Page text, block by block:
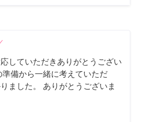
していただきありがとうござい
準備から一緒に考えていただ
ました。 ありがとうございま